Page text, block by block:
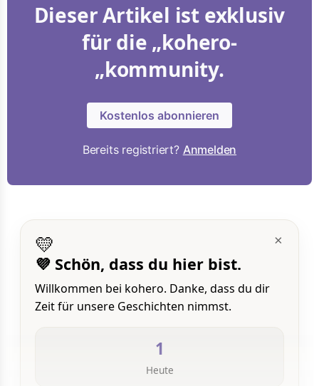
Dieser Artikel ist exklusiv
für die „kohero-
„kommunity.
Kostenlos abonnieren
Bereits registriert? Anmelden
×
💛
💜 Schön, dass du hier bist.
Willkommen bei kohero. Danke, dass du dir
Zeit für unsere Geschichten nimmst.
1
Heute